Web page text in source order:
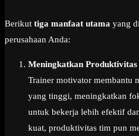
Berikut tiga manfaat utama yang
perusahaan Anda:
Meningkatkan
Trainer motivator membantu
yang tinggi, meningkatkan
untuk bekerja lebih efektif
kuat, produktivitas tim pun